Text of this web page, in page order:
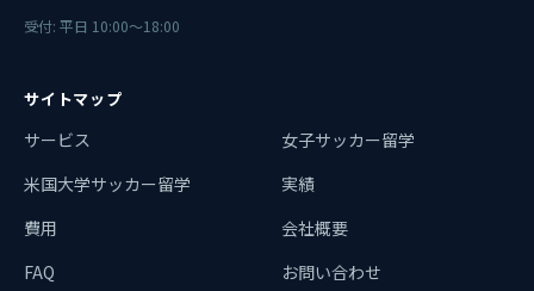
受付: 平日 10:00〜18:00
サイトマップ
サービス
女子サッカー留学
米国大学サッカー留学
実績
費用
会社概要
FAQ
お問い合わせ